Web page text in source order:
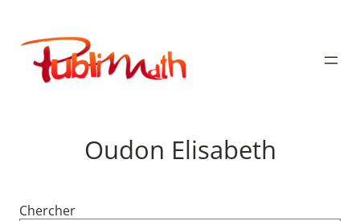
contenu
Publimath
Oudon Elisabeth
Chercher